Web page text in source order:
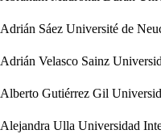
Adrián Sáez Université de
Adrián Velasco Sainz
Alberto Gutiérrez Gil
Alejandra Ulla Universidad